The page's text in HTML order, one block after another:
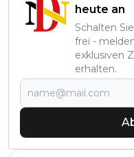
heute an
Schalten
frei -
exklusiven
erhalten.